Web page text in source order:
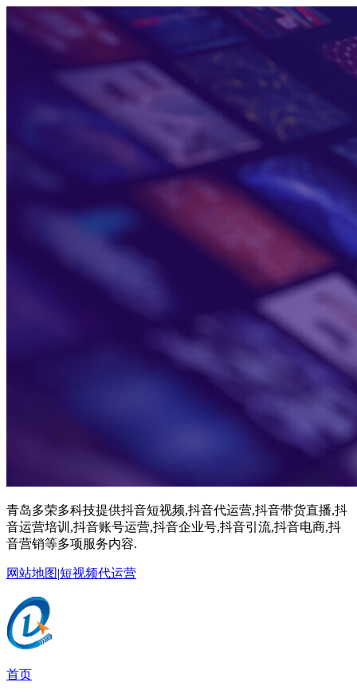
青岛多荣多科技提供抖音短视频,抖音代运营,抖音带货直播,抖
音运营培训,抖音账号运营,抖音企业号,抖音引流,抖音电商,抖
音营销等多项服务内容.
网站地图|短视频代运营
首页